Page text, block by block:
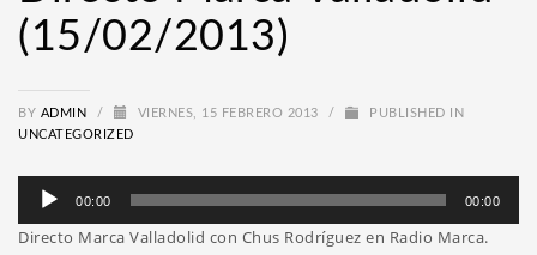
(15/02/2013)
BY ADMIN / VIERNES, 15 FEBRERO 2013 /
PUBLISHED IN
UNCATEGORIZED
Reproductor
audio
00:00 00:00
Directo Marca Valladolid con Chus Rodríguez en Radio Marca.